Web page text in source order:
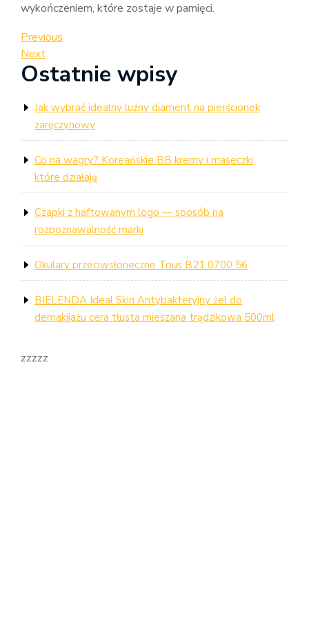
wykończeniem, które zostaje w pamięci.
Nawigacja
wpisu
Previous
Post
Previous
Next
Post
Next
Ostatnie wpisy
Jak wybrać idealny luźny diament na pierścionek
zaręczynowy
Co na wagry? Koreańskie BB kremy i maseczki,
które działają
Czapki z haftowanym logo — sposób na
rozpoznawalność marki
Okulary przeciwsłoneczne Tous B21 0700 56
BIELENDA Ideal Skin Antybakteryjny żel do
demakijażu cera tłusta mieszana trądzikowa 500ml
zzzzz